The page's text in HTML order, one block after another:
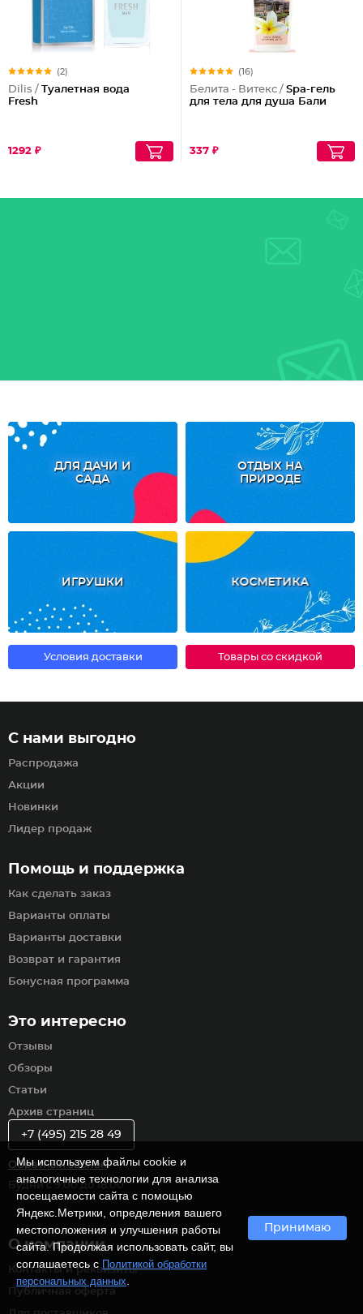
(2)
Dilis / Туалетная вода
Fresh
1292 ₽
(16)
Белита - Витекс / Spa-гель
для тела для душа Бали
337 ₽
ДЛЯ ДАЧИ И
САДА
ОТДЫХ НА
ПРИРОДЕ
ИГРУШКИ КОСМЕТИКА
Условия доставки Товары со скидкой
Помощь и поддержка
Как сделать заказ
Варианты оплаты
Варианты доставки
Возврат и гарантия
Бонусная программа
С нами выгодно
Распродажа
Акции
Новинки
Лидер продаж
Это интересно
Отзывы
Обзоры
Статьи
Архив страниц
О компании
Контакты и реквизиты
Публичная оферта
+7 (495) 215 28 49
Обратный звонок
Будни с 9:00 до 18:00
Мы используем файлы cookie и
аналогичные технологии для анализа
посещаемости сайта с помощью
Яндекс.Метрики, определения вашего
местоположения и улучшения работы
сайта. Продолжая использовать сайт, вы
соглашаетесь с Политикой обработки
персональных данных
Принимаю